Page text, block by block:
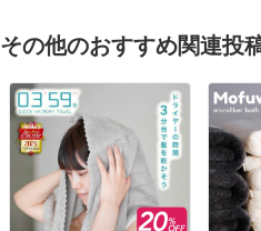
その他のおすすめ関連投